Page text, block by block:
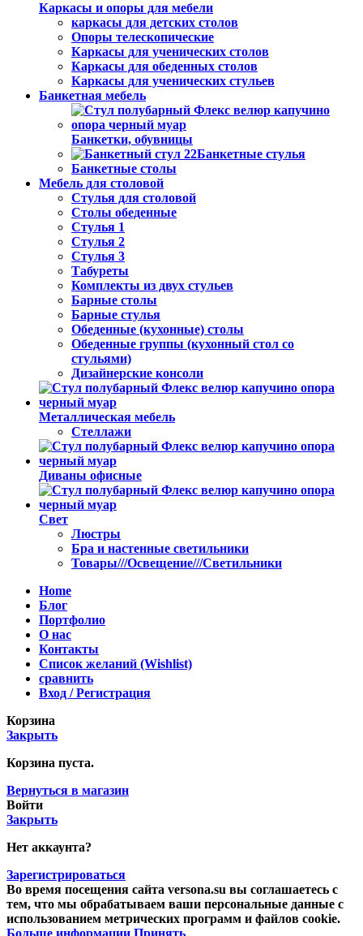
Каркасы и опоры для мебели
каркасы для детских столов
Опоры телескопические
Каркасы для ученических столов
Каркасы для обеденных столов
Каркасы для ученических стульев
Банкетная мебель
Банкетки, обувницы
Банкетные стулья
Банкетные столы
Мебель для столовой
Стулья для столовой
Столы обеденные
Стулья 1
Стулья 2
Стулья 3
Табуреты
Комплекты из двух стульев
Барные столы
Барные стулья
Обеденные (кухонные) столы
Обеденные группы (кухонный стол со
стульями)
Дизайнерские консоли
Металлическая мебель
Стеллажи
Диваны офисные
Свет
Люстры
Бра и настенные светильники
Товары///Освещение///Светильники
Home
Блог
Портфолио
О нас
Контакты
Список желаний (Wishlist)
сравнить
Вход / Регистрация
Корзина
Закрыть
Корзина пуста.
Вернуться в магазин
Войти
Закрыть
Нет аккаунта?
Зарегистрироваться
Во время посещения сайта versona.su вы соглашаетесь с
тем, что мы обрабатываем ваши персональные данные с
использованием метрических программ и файлов cookie.